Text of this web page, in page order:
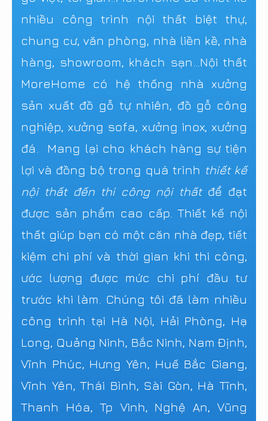
nhiều công trình nội thất biệt thự,
chung cư, văn phòng, nhà liền kề, nhà
hàng, showroom, khách sạn...Nội thất
MoreHome có hệ thống nhà xưởng
sản xuất đồ gỗ tự nhiên, đồ gỗ công
nghiệp, xưởng sofa, xưởng inox, xưởng
đá. Mang lại cho khách hàng sự tiện
lợi và đồng bộ trong quá trình thiết kế
nội thất đến thi công nội thấtđể đạt
được sản phẩm cao cấp. Thiết kế nội
thất giúp bạn có một căn nhà đẹp, tiết
kiệm chi phí và thời gian khi thi công,
ước lượng được mức chi phí đầu tư
trước khi làm. Chúng tôi đã làm nhiều
công trình tại Hà Nội, Hải Phòng, Hạ
Long, Quảng Ninh, Bắc Ninh, Nam Định,
Vĩnh Phúc, Hưng Yên, Huế Bắc Giang,
Vĩnh Yên, Thái Bình, Sài Gòn, Hà Tĩnh,
Thanh Hóa, Tp Vinh, Nghệ An, Vũng